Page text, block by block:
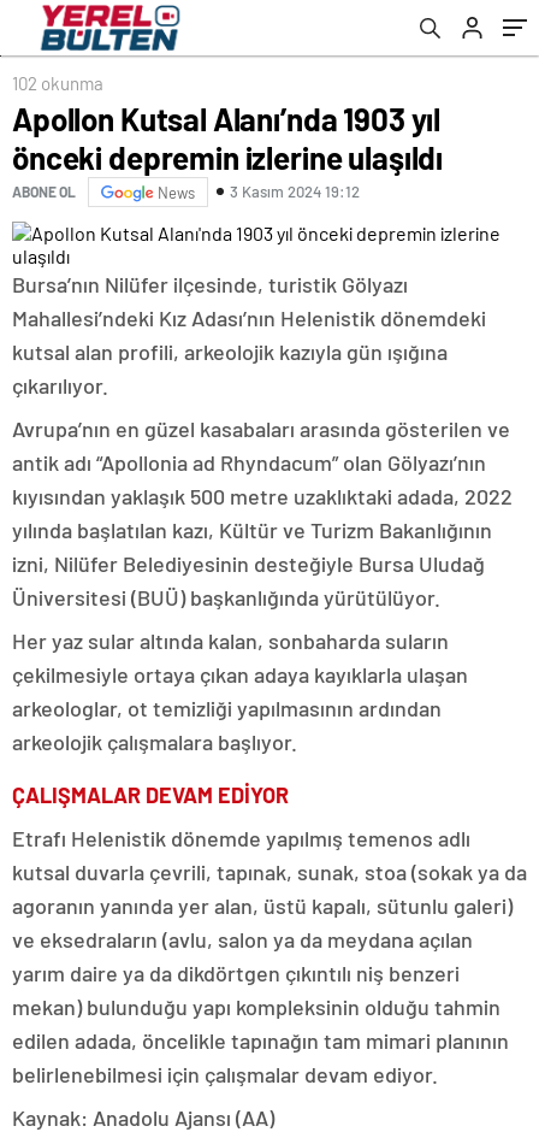
102 okunma
Apollon Kutsal Alanı’nda 1903 yıl
önceki depremin izlerine ulaşıldı
ABONE OL News 3 Kasım 2024 19:12
Bursa’nın Nilüfer ilçesinde, turistik Gölyazı
Mahallesi’ndeki Kız Adası’nın Helenistik dönemdeki
kutsal alan profili, arkeolojik kazıyla gün ışığına
çıkarılıyor.
Avrupa’nın en güzel kasabaları arasında gösterilen ve
antik adı “Apollonia ad Rhyndacum” olan Gölyazı’nın
kıyısından yaklaşık 500 metre uzaklıktaki adada, 2022
yılında başlatılan kazı, Kültür ve Turizm Bakanlığının
izni, Nilüfer Belediyesinin desteğiyle Bursa Uludağ
Üniversitesi (BUÜ) başkanlığında yürütülüyor.
Her yaz sular altında kalan, sonbaharda suların
çekilmesiyle ortaya çıkan adaya kayıklarla ulaşan
arkeologlar, ot temizliği yapılmasının ardından
arkeolojik çalışmalara başlıyor.
ÇALIŞMALAR DEVAM EDİYOR
Etrafı Helenistik dönemde yapılmış temenos adlı
kutsal duvarla çevrili, tapınak, sunak, stoa (sokak ya da
agoranın yanında yer alan, üstü kapalı, sütunlu galeri)
ve eksedraların (avlu, salon ya da meydana açılan
yarım daire ya da dikdörtgen çıkıntılı niş benzeri
mekan) bulunduğu yapı kompleksinin olduğu tahmin
edilen adada, öncelikle tapınağın tam mimari planının
belirlenebilmesi için çalışmalar devam ediyor.
Kaynak: Anadolu Ajansı (AA)